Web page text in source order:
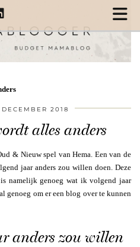
DECEMBER 2018
alles anders
& Nieuw spel van Hema. Een van de
jaar anders zou willen doen. Deze
namelijk genoeg wat ik volgend jaar
genoeg om er een blog over te kunnen
anders zou willen